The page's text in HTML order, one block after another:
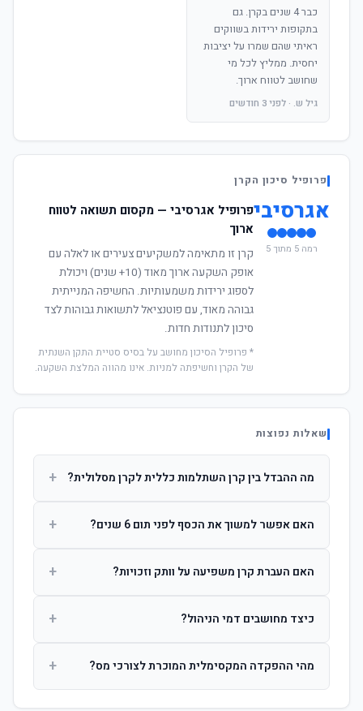
כבר 4 שנים בקרן. גם
בתקופות ירידות בשווקים
ראיתי שהם שמרו על יציבות
יחסית. ממליץ לכל מי
שחושב לטווח ארוך.
גיל ש. · לפני 3 חודשים
פרופיל סיכון הקרן
אגרסיבי
רמה 5 מתוך 5
פרופיל אגרסיבי — מקסום תשואה לטווח
ארוך
קרן זו מתאימה למשקיעים צעירים או לאלה עם
אופק השקעה ארוך מאוד (10+ שנים) ויכולת
לספוג ירידות משמעותיות. החשיפה המנייתית
גבוהה מאוד, עם פוטנציאל לתשואות גבוהות לצד
סיכון לתנודות חדות.
* פרופיל הסיכון מחושב על בסיס סטיית התקן השנתית
של הקרן וחשיפתה למניות. אינו מהווה המלצת השקעה.
שאלות נפוצות
מה ההבדל בין קרן השתלמות כללית לקרן מסלולית? +
ההשקעות. קרן מסלולית עוקבת אחרי מדד ספציפי ומאפשרת
האם אפשר למשוך את הכסף לפני תום 6 שנים? +
הרווחים. לאחר 6 שנים ניתן למשוך פטור ממס עד לתקרה
האם העברת קרן משפיעה על וותק וזכויות? +
החברות. הוותק ממשיך להיספר מיום ההפקדה הראשונה.
כיצד מחושבים דמי הניהול? +
ומתן על שיעורם בעת הצטרפות.
מהי ההפקדה המקסימלית המוכרת לצורכי מס? +